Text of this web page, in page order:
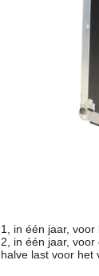
1, in één jaar,
2, in één jaar,
halve last voor het